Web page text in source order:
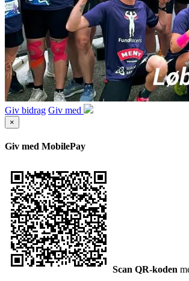
Giv bidrag Giv med
×
Giv med MobilePay
Scan QR-koden